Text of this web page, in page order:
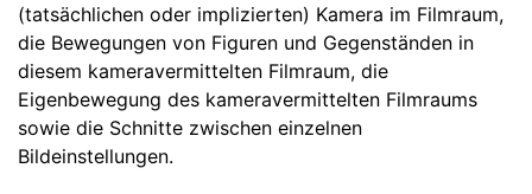
(tatsächlichen oder implizierten) Kamera im Filmraum,
die Bewegungen von Figuren und Gegenständen in
diesem kameravermittelten Filmraum, die
Eigenbewegung des kameravermittelten Filmraums
sowie die Schnitte zwischen einzelnen
Bildeinstellungen.